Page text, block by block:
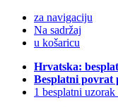
za navigaciju
Na sadržaj
u košaricu
Hrvatska:
Besplatni povrat
1 besplatni